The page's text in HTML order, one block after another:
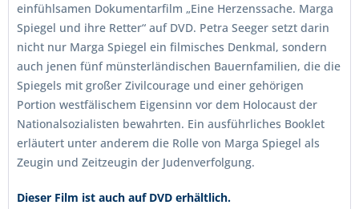
einfühlsamen Dokumentarfilm „Eine Herzenssache. Marga
Spiegel und ihre Retter“ auf DVD. Petra Seeger setzt darin
nicht nur Marga Spiegel ein filmisches Denkmal, sondern
auch jenen fünf münsterländischen Bauernfamilien, die die
Spiegels mit großer Zivilcourage und einer gehörigen
Portion westfälischem Eigensinn vor dem Holocaust der
Nationalsozialisten bewahrten. Ein ausführliches Booklet
erläutert unter anderem die Rolle von Marga Spiegel als
Zeugin und Zeitzeugin der Judenverfolgung.
Dieser Film ist auch auf DVD erhältlich.